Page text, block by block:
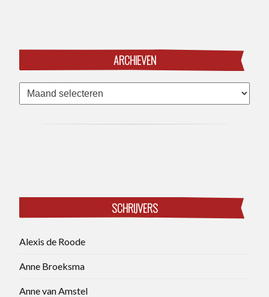
ARCHIEVEN
Archieven
SCHRIJVERS
Alexis de Roode
Anne Broeksma
Anne van Amstel